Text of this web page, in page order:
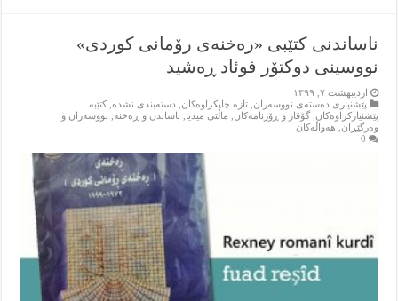
ناساندنى كتێبى «ره‌خنه‌ى رۆمانى كوردى»
نووسینی دوکتۆر فوئاد ڕه‌شید
اردیبهشت ۷, ۱۳۹۹
پێشنیاری ده‌سته‌ی نووسه‌ران ,تازه‌ چاپکراوه‌کان دسته‌بندی نشده ,کتێبه‌
پێشنیارکراوه‌کان ,گۆڤار و ڕۆژنامه‌کان ماڵتی میدیا ناساندن و ڕه‌خنه‌
نووسه‌ران و
وه‌رگێڕان
هه‌واڵه‌کان
0